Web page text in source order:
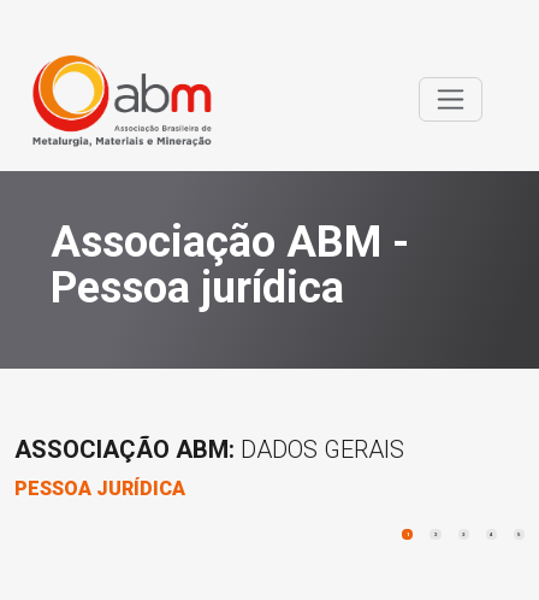
Associação ABM -
Pessoa jurídica
ASSOCIAÇÃO ABM: DADOS GERAIS
PESSOA JURÍDICA
1 2 3 4 5